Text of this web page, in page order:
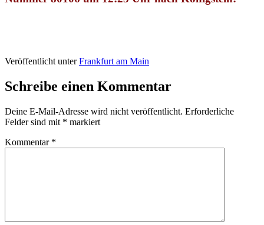
Veröffentlicht unter Frankfurt am Main
Schreibe einen Kommentar
Deine E-Mail-Adresse wird nicht veröffentlicht. Erforderliche
Felder sind mit * markiert
Kommentar *